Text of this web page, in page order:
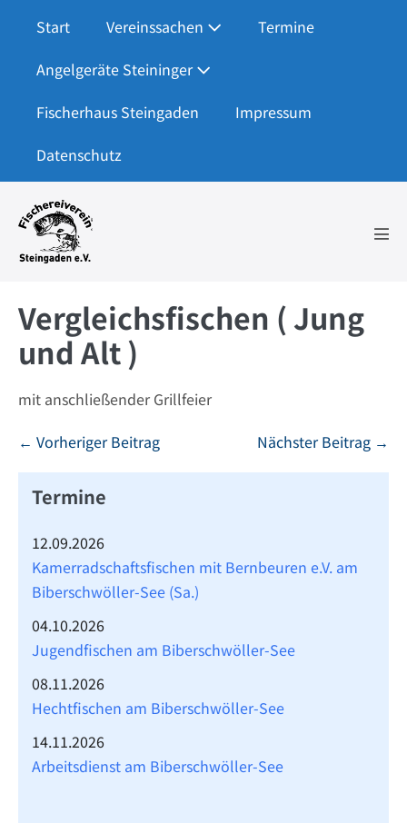
Inhalt
springen
Start Vereinssachen
Termine
Angelgeräte Steininger
Fischerhaus Steingaden
Impressum
Datenschutz
Vergleichsfischen ( Jung
und Alt )
mit anschließender Grillfeier
Beitragsnavigation
← Vorheriger Beitrag Nächster Beitrag →
Termine
12.09.2026
Kamerradschaftsfischen mit Bernbeuren e.V. am
Biberschwöller-See (Sa.)
04.10.2026
Jugendfischen am Biberschwöller-See
08.11.2026
Hechtfischen am Biberschwöller-See
14.11.2026
Arbeitsdienst am Biberschwöller-See